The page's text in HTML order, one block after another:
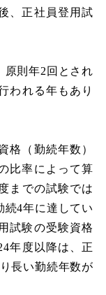
、正社員登用試
原則年2回とされ
われる年もあり
格（勤続年数）
比率によって算
までの試験では
続4年に達してい
試験の受験資格
年度以降は、正
長い勤続年数が